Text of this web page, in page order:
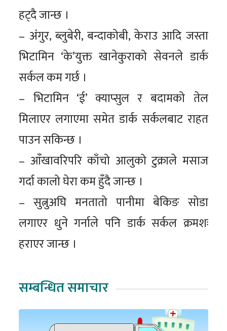
हट्दै जान्छ ।
– अंगुर, ब्लुबेरी, बन्दाकोबी, केराउ आदि जस्ता
भिटामिन ‘के’युक्त खानेकुराको सेवनले डार्क
सर्कल कम गर्छ ।
– भिटामिन ‘ई’ क्याप्सुल र बदामको तेल
मिलाएर लगाएमा समेत डार्क सर्कलबाट राहत
पाउन सकिन्छ ।
– आँखावरिपरि काँचो आलुको टुक्राले मसाज
गर्दा कालो घेरा कम हुँदै जान्छ ।
– सुत्नुअघि मनतातो पानीमा बेकिङ सोडा
लगाएर धुने गर्नाले पनि डार्क सर्कल क्रमशः
हराएर जान्छ ।
सम्बन्धित समाचार